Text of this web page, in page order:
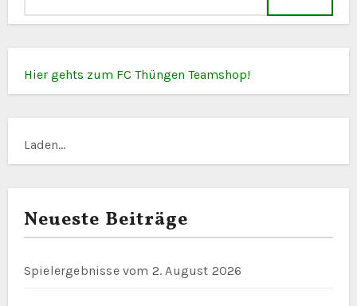
Hier gehts zum FC Thüngen Teamshop!
Laden...
Neueste Beiträge
Spielergebnisse vom 2. August 2026